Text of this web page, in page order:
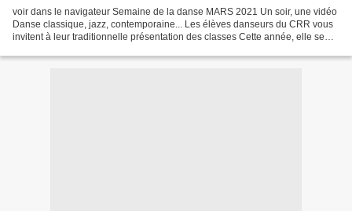
voir dans le navigateur Semaine de la danse MARS 2021 Un soir, une vidéo
Danse classique, jazz, contemporaine... Les élèves danseurs du CRR vous
invitent à leur traditionnelle présentation des classes Cette année, elle se